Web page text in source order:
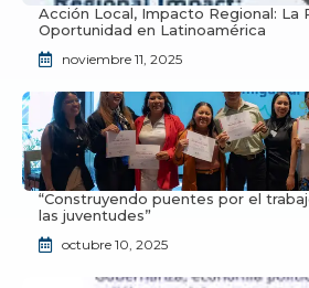
Acción Local, Impacto Regional: La
Oportunidad en Latinoamérica
noviembre 11, 2025
“Construyendo puentes por el
las juventudes”
octubre 10, 2025